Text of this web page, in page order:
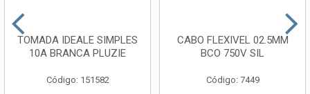
TOMADA IDEALE SIMPLES
10A BRANCA PLUZIE
Código: 151582
CABO FLEXIVEL 02.5MM
BCO 750V SIL
Código: 7449